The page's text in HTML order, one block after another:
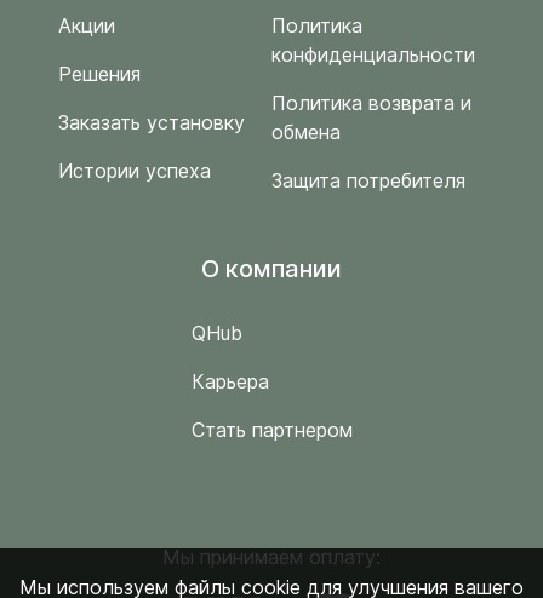
Акции
Решения
Заказать установку
Истории успеха
Политика
конфиденциальности
Политика возврата и
обмена
Защита потребителя
O компании
QHub
Карьера
Стать партнером
Мы принимаем оплату:
Мы используем файлы cookie для улучшения вашего